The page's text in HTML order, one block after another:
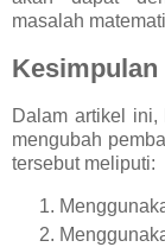
masalah
Kesimpulan
Dalam artikel
mengubah
tersebut meliputi: